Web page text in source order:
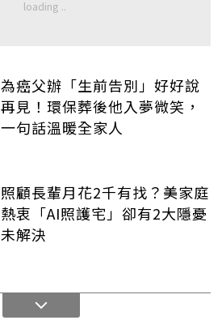
為癌父辦「生前告別」好好說
再見！環保葬後他入夢微笑，
一句話溫暖全家人
照顧長輩月花2千有找？美家庭
熱衷「AI照護宅」卻有2大隱憂
未解決